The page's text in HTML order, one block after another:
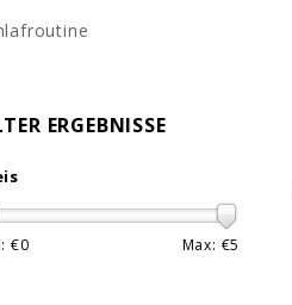
ERGEBNISSE
€0 Max: €5